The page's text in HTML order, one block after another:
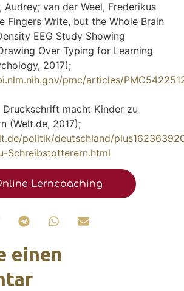
Audrey; van der Weel, Frederikus
Fingers Write, but the Whole Brain
EEG Study Showing
Over Typing for Learning
2017);
pmc/articles/
Druckschrift macht Kinder zu
(Welt.de, 2017);
politik/deutschland/
Schreibstotterern.html
Lerncoaching
einen